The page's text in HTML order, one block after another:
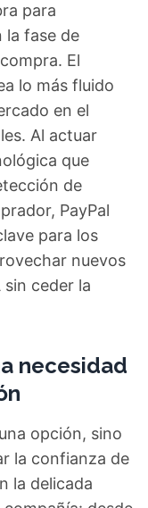
para
la fase de
El
lo más fluido
en el
Al actuar
que
de
PayPal
para los
nuevos
sin ceder la
necesidad
opción, sino
la confianza de
la delicada